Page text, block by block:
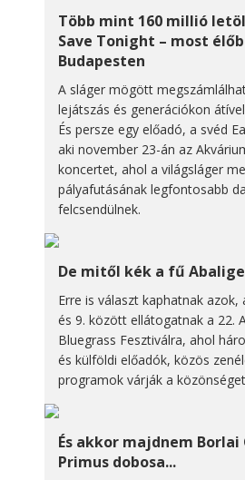
Több mint 160 millió
Save Tonight – most
Budapesten
A sláger mögött
lejátszás és generációkon
És persze egy előadó, a svéd
aki november 23-án az
koncertet, ahol a világsláger
pályafutásának legfontosabb
felcsendülnek.
De mitől kék a fű
Erre is választ kaphatnak azok,
és 9. között ellátogatnak a 22.
Bluegrass Fesztiválra, ahol
és külföldi előadók, közös
programok várják a
És akkor majdnem
Primus dobosa...